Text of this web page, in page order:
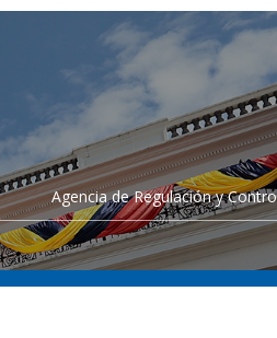
Agencia de Regulación y